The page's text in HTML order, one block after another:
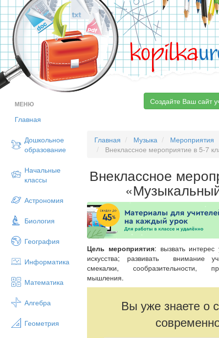
kopilka
МЕНЮ
Главная
Дошкольное
образование
Начальные
классы
Астрономия
Биология
География
Информатика
Математика
Алгебра
Геометрия
Создайте Ваш сайт
Главная Музыка
Мероприятия
Внеклассное мероприятие в 5-7
Внеклассное
Цель мероприятия: вызвать
искусства; развивать внимание
смекалки, сообразительности,
мышления.
Вы уже знаете о